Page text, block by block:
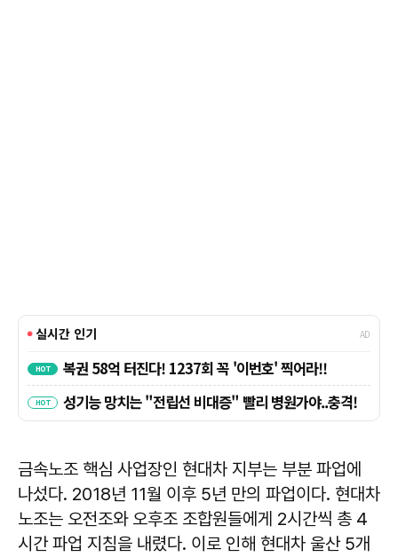
금속노조 핵심 사업장인 현대차 지부는 부분 파업에
나섰다. 2018년 11월 이후 5년 만의 파업이다. 현대차
노조는 오전조와 오후조 조합원들에게 2시간씩 총 4
시간 파업 지침을 내렸다. 이로 인해 현대차 울산 5개